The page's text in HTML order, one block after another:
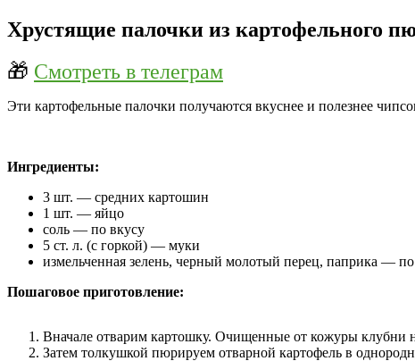
Хрустящие палочки из картофельного
🎁 Смотреть в телеграм
Эти картофельные палочки получаются вкуснее и полезнее
Ингредиенты:
3 шт. — средних картошин
1 шт. — яйцо
соль — по вкусу
5 ст. л. (с горкой) — муки
измельченная зелень, черный молотый перец, паприка —
Пошаговое приготовление:
Вначале отварим картошку. Очищенные от кожуры клубни
Затем толкушкой пюрируем отварной картофель в